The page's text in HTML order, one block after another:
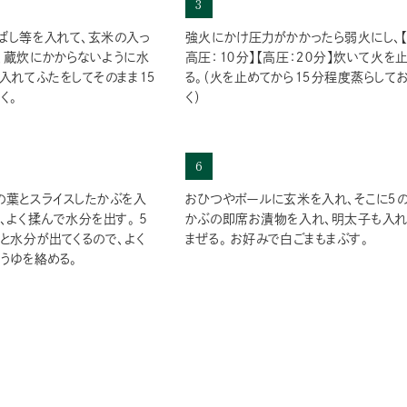
し等を入れて、玄米の入っ
蔵炊にかからないように水
れてふたをしてそのまま１５
。
3
強火にかけ圧力がかかったら弱火にし、
高圧：１０分】【高圧：２０分】炊いて火を
る。（火を止めてから１５分程度蒸らしてお
く）
とスライスしたかぶを入
よく揉んで水分を出す。 5
水分が出てくるので、よく
ゆを絡める。
6
おひつやボールに玄米を入れ、そこに５
かぶの即席お漬物を入れ、明太子も入
まぜる。 お好みで白ごまもまぶす。